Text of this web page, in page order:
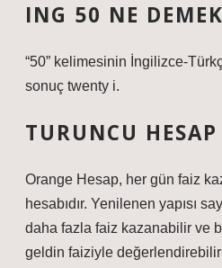
ING 50 NE
“50” kelimesinin İngilizce-
sonuç twenty i.
TURUNCU
Orange Hesap, her gün faiz
hesabıdır. Yenilenen yapısı
daha fazla faiz kazanabilir ve
geldin faiziyle